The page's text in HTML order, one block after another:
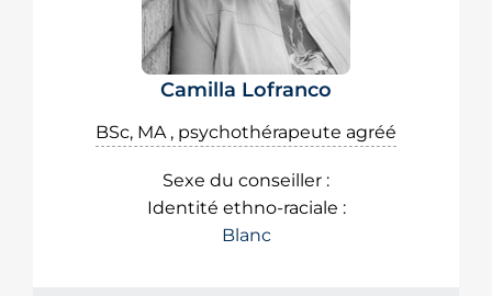
Camilla Lofranco
BSc, MA , psychothérapeute agréé
Sexe du conseiller :
Identité ethno-raciale :
Blanc